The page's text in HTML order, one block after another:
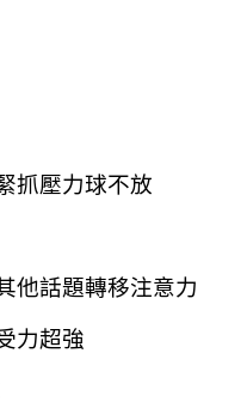
抓壓力球不放
他話題轉移注意力
力超強